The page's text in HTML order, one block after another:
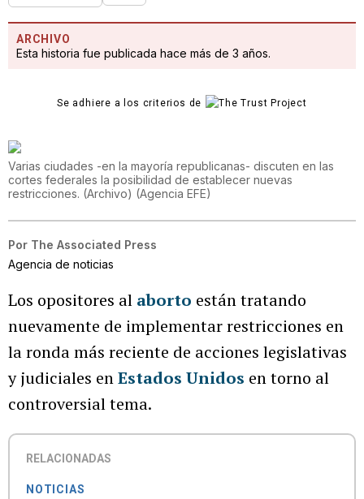
ARCHIVO
Esta historia fue publicada hace más de 3 años.
Se adhiere a los criterios de
Varias ciudades -en la mayoría republicanas- discuten en las
cortes federales la posibilidad de establecer nuevas
restricciones. (Archivo) (Agencia EFE)
Por The Associated Press
Agencia de noticias
Los opositores al aborto están tratando
nuevamente de implementar restricciones en
la ronda más reciente de acciones legislativas
y judiciales enEstados Unidos en torno al
controversial tema.
RELACIONADAS
NOTICIAS